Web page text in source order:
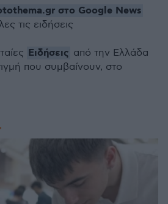
στο Google News
τις ειδήσεις
Ειδήσεις από την Ελλάδα
που συμβαίνουν, στο